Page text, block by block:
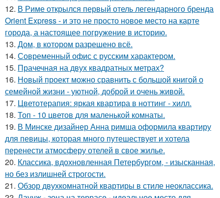
12. В Риме открылся первый отель легендарного бренда
Orient Express - и это не просто новое место на карте
города, а настоящее погружение в историю.
13. Дом, в котором разрешено всё.
14. Современный офис с русским характером.
15. Прачечная на двух квадратных метрах?
16. Новый проект можно сравнить с большой книгой о
семейной жизни - уютной, доброй и очень живой.
17. Цветотерапия: яркая квартира в ноттинг - хилл.
18. Топ - 10 цветов для маленькой комнаты.
19. В Минске дизайнер Анна римша оформила квартиру
для певицы, которая много путешествует и хотела
перенести атмосферу отелей в свое жилье.
20. Классика, вдохновленная Петербургом, - изысканная,
но без излишней строгости.
21. Обзор двухкомнатной квартиры в стиле неоклассика.